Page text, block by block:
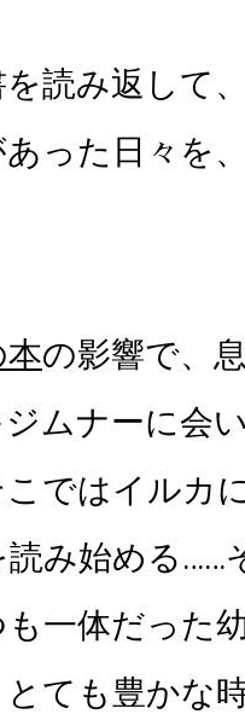
読み返して
った日々を
の影響で、
ムナーに会
ではイルカ
み始める……
一体だった
ても豊かな